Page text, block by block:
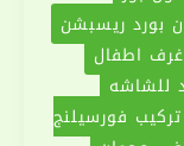
بورد ريسبشن
اطفال
للشاشه
فورسيلنج